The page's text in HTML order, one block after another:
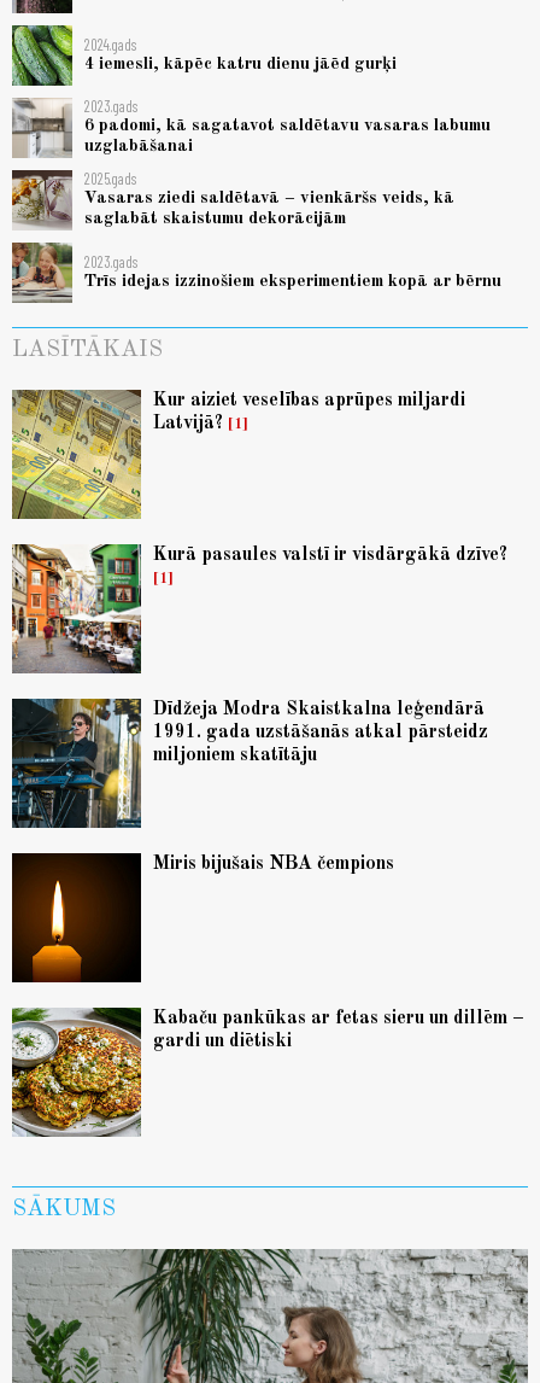
2024.gads
4 iemesli, kāpēc katru dienu jāēd gurķi
2023.gads
6 padomi, kā sagatavot saldētavu vasaras labumu
uzglabāšanai
2025.gads
Vasaras ziedi saldētavā – vienkāršs veids, kā
saglabāt skaistumu dekorācijām
2023.gads
Trīs idejas izzinošiem eksperimentiem kopā ar bērnu
LASĪTĀKAIS
Kur aiziet veselības aprūpes miljardi
Latvijā?
1
Kurā pasaules valstī ir visdārgākā dzīve?
1
Dīdžeja Modra Skaistkalna leģendārā
1991. gada uzstāšanās atkal pārsteidz
miljoniem skatītāju
Miris bijušais NBA čempions
Kabaču pankūkas ar fetas sieru un dillēm –
gardi un diētiski
SĀKUMS